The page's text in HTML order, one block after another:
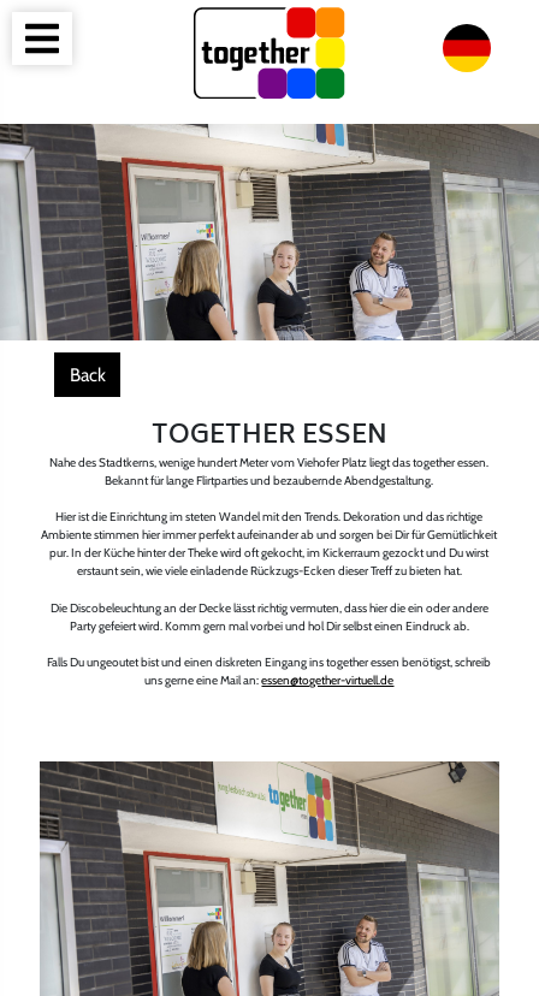
Back
TOGETHER ESSEN
Nahe des Stadtkerns, wenige hundert Meter vom Viehofer Platz liegt das together essen.
Bekannt für lange Flirtparties und bezaubernde Abendgestaltung.
Hier ist die Einrichtung im steten Wandel mit den Trends. Dekoration und das richtige
Ambiente stimmen hier immer perfekt aufeinander ab und sorgen bei Dir für Gemütlichkeit
pur. In der Küche hinter der Theke wird oft gekocht, im Kickerraum gezockt und Du wirst
erstaunt sein, wie viele einladende Rückzugs-Ecken dieser Treff zu bieten hat.
Die Discobeleuchtung an der Decke lässt richtig vermuten, dass hier die ein oder andere
Party gefeiert wird. Komm gern mal vorbei und hol Dir selbst einen Eindruck ab.
Falls Du ungeoutet bist und einen diskreten Eingang ins together essen benötigst, schreib
uns gerne eine Mail an:essen@together-virtuell.de